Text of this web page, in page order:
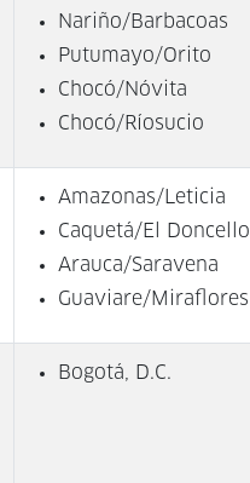
Nariño/Barbacoas
Putumayo/Orito
Chocó/Nóvita
Chocó/Ríosucio
Amazonas/Leticia
Caquetá/El Doncello
Arauca/Saravena
Guaviare/Miraflores
Bogotá, D.C.